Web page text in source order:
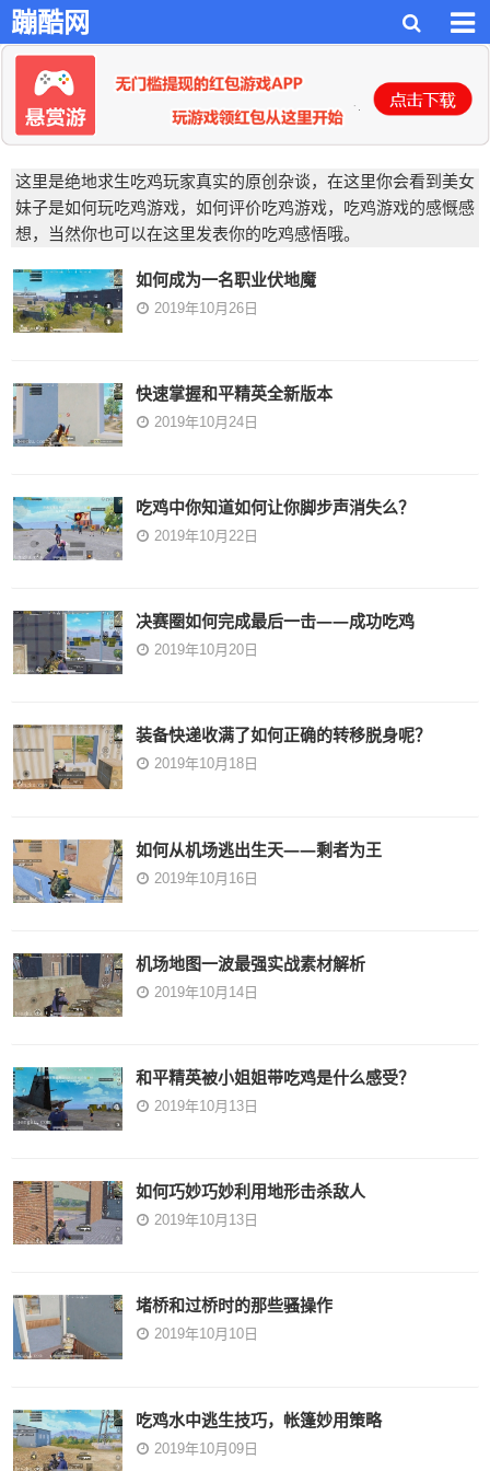
蹦酷网
这里是绝地求生吃鸡玩家真实的原创杂谈，在这里你会看到美女
妹子是如何玩吃鸡游戏，如何评价吃鸡游戏，吃鸡游戏的感慨感
想，当然你也可以在这里发表你的吃鸡感悟哦。
如何成为一名职业伏地魔
2019年10月26日
快速掌握和平精英全新版本
2019年10月24日
吃鸡中你知道如何让你脚步声消失么？
2019年10月22日
决赛圈如何完成最后一击——成功吃鸡
2019年10月20日
装备快递收满了如何正确的转移脱身呢？
2019年10月18日
如何从机场逃出生天——剩者为王
2019年10月16日
机场地图一波最强实战素材解析
2019年10月14日
和平精英被小姐姐带吃鸡是什么感受？
2019年10月13日
如何巧妙巧妙利用地形击杀敌人
2019年10月13日
堵桥和过桥时的那些骚操作
2019年10月10日
吃鸡水中逃生技巧，帐篷妙用策略
2019年10月09日